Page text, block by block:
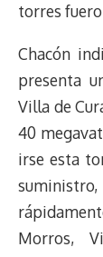
torres
Chacón
presenta
Villa de
40
irse esta
Morros,